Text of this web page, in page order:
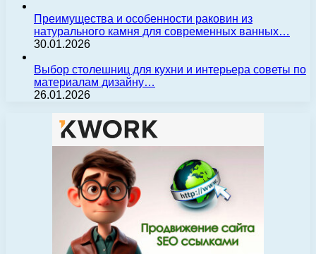
Преимущества и особенности раковин из
натурального камня для современных ванных…
30.01.2026
Выбор столешниц для кухни и интерьера советы по
материалам дизайну…
26.01.2026